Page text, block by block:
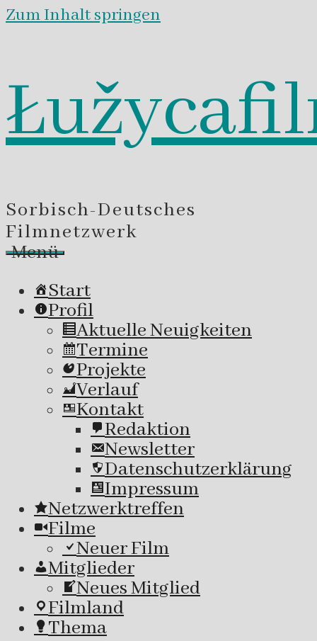
Zum Inhalt springen
Sorbisch-Deutsches
Filmnetzwerk
Menü
Start
Profil
Aktuelle Neuigkeiten
Termine
Projekte
Verlauf
Kontakt
Redaktion
Newsletter
Datenschutzerklärung
Impressum
Netzwerktreffen
Filme
Neuer Film
Mitglieder
Neues Mitglied
Filmland
Thema